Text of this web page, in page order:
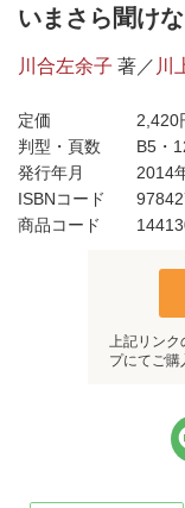
いまさら聞け
川合左余子 著／ 川
定価 2,420
判型・頁数
B5・
発行年月
2014
ISBNコード
商品コード
上記リンク
プにてご購